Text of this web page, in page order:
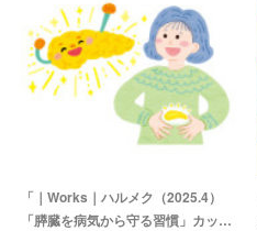
「｜Works｜ハルメク（2025.4）
「膵臓を病気から守る習慣」カッ…